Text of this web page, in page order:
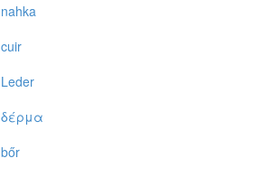
nahka
cuir
Leder
δέρμα
bőr